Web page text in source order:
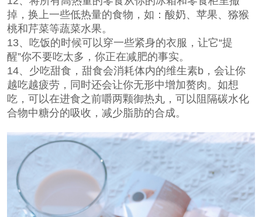
掉，换上一些低热量的食物，如：酸奶、苹果、猕猴
桃和芹菜等蔬菜水果。
13、吃饭的时候可以穿一些紧身的衣服，让它“提
醒”你不要吃太多，你正在减肥的事实。
14、少吃甜食，甜食会消耗体内的维生素b，会让你
越吃越疲劳，同时还会让你无形中增加赘肉。如想
吃，可以在进食之前嚼两颗御热丸，可以阻隔碳水化
合物中糖分的吸收，减少脂肪的合成。